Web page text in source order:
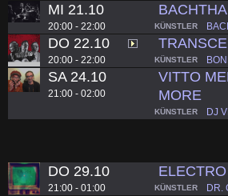
MI 21.10
20:00 - 22:00 KÜNSTLER
DO 22.10
20:00 - 22:00 KÜNSTLER
SA 24.10
21:00 - 02:00
VITTO
MORE
KÜNSTLER DJ
DO 29.10
21:00 - 01:00 KÜNSTLER DR.